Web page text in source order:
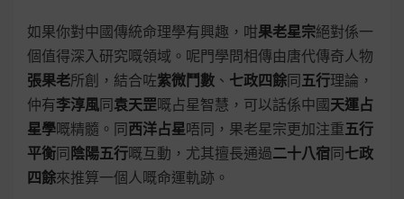
如果你對中國傳統命理學有興趣，咁果老星宗絕對係一
個值得深入研究嘅領域。呢門學問相傳由唐代傳奇人物
張果老所創，結合咗紫微鬥數 、 七政四餘同五行理論，
仲有李淳風同袁天罡嘅占星智慧，可以話係中國天運占
星學嘅精髓。同西洋占星唔同，果老星宗更加注重五行
平衡同 陰陽五行嘅互動，尤其擅長通過二十八宿同七政
四餘來推算一個人嘅命運軌跡。